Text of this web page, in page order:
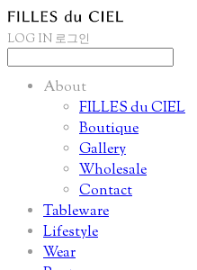
LOG IN 로그인
About
FILLES du CIEL
Boutique
Gallery
Wholesale
Contact
Tableware
Lifestyle
Wear